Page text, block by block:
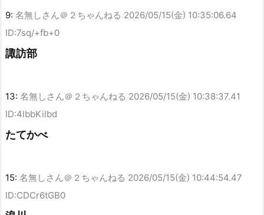
9: 名無しさん＠２ちゃんねる 2026/05/15(金) 10:35:06.64
ID:7sq/+fb+0
諏訪部
13: 名無しさん＠２ちゃんねる 2026/05/15(金) 10:38:37.41
ID:4lbbKiIbd
たてかべ
15: 名無しさん＠２ちゃんねる 2026/05/15(金) 10:44:54.47
ID:CDCr6tGB0